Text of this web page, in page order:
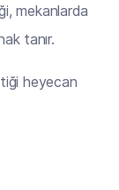
mekanlarda
tanır.
heyecan